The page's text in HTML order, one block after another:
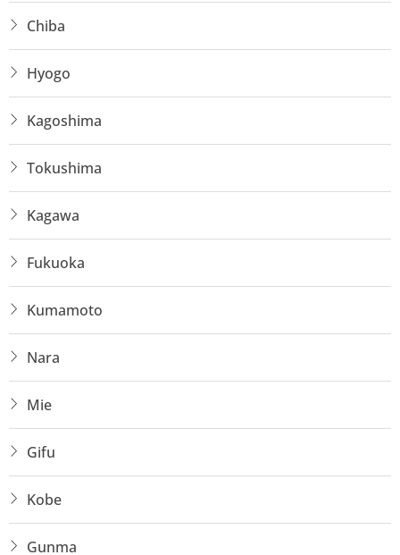
Chiba
Hyogo
Kagoshima
Tokushima
Kagawa
Fukuoka
Kumamoto
Nara
Mie
Gifu
Kobe
Gunma